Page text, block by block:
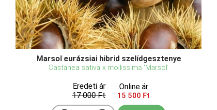
Marsol eurázsiai hibrid szelídgesztenye
Castanea sativa x mollissima 'Marsol'
Eredeti ár
17 000 Ft
Online ár
15 500 Ft